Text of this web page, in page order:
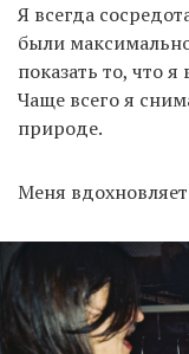
Я всегда
были
показать то, что
Чаще всего я
природе.
Меня